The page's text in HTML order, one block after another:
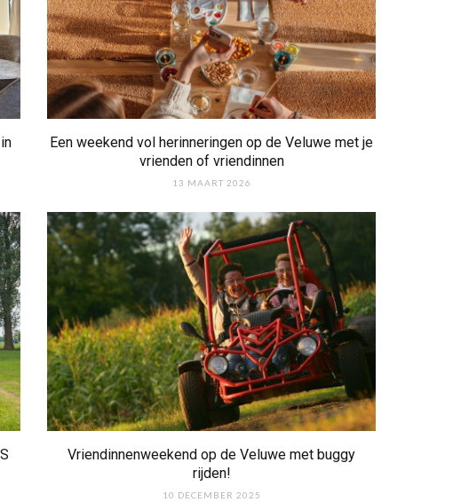
Een weekend vol herinneringen op de Veluwe met je
vrienden of vriendinnen
13 MAART 2026
Vriendinnenweekend op de Veluwe met buggy
rijden!
10 DECEMBER 2025